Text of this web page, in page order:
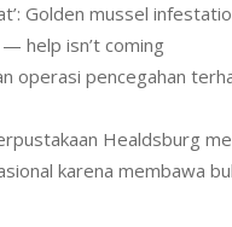
Golden mussel
help isn’t coming
operasi pencegahan
Healdsburg
karena membawa